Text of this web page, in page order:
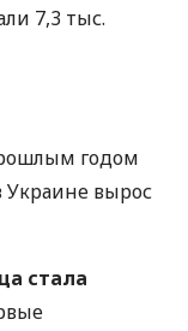
7,3 тыс.
годом
Украине вырос
стала